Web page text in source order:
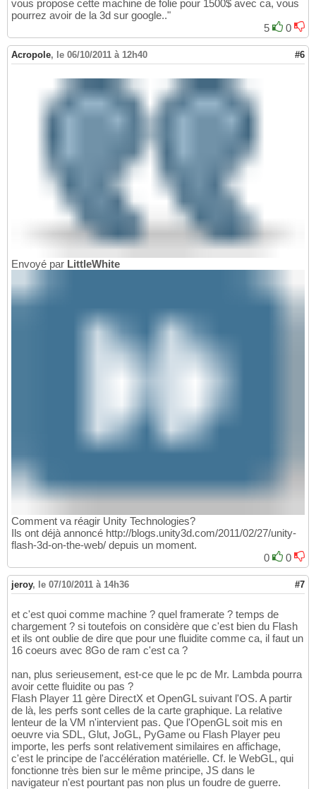
vous propose cette machine de folie pour 1500$ avec ca, vous
pourrez avoir de la 3d sur google.."
5
0
Acropole, le 06/10/2011 à 12h40 #6
Envoyé par LittleWhite
Comment va réagir Unity Technologies?
Ils ont déjà annoncé http://blogs.unity3d.com/2011/02/27/unity-
flash-3d-on-the-web/ depuis un moment.
0
0
jeroy, le 07/10/2011 à 14h36 #7
et c'est quoi comme machine ? quel framerate ? temps de
chargement ? si toutefois on considère que c'est bien du Flash
et ils ont oublie de dire que pour une fluidite comme ca, il faut un
16 coeurs avec 8Go de ram c'est ca ?
nan, plus serieusement, est-ce que le pc de Mr. Lambda pourra
avoir cette fluidite ou pas ?
Flash Player 11 gère DirectX et OpenGL suivant l'OS. A partir
de là, les perfs sont celles de la carte graphique. La relative
lenteur de la VM n'intervient pas. Que l'OpenGL soit mis en
oeuvre via SDL, Glut, JoGL, PyGame ou Flash Player peu
importe, les perfs sont relativement similaires en affichage,
c'est le principe de l'accélération matérielle. Cf. le WebGL, qui
fonctionne très bien sur le même principe, JS dans le
navigateur n'est pourtant pas non plus un foudre de guerre.